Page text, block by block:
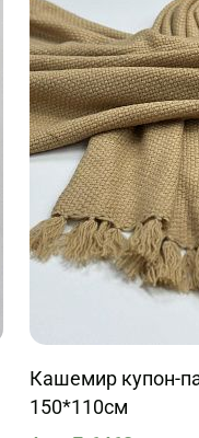
Кашемир купон-
150*110см